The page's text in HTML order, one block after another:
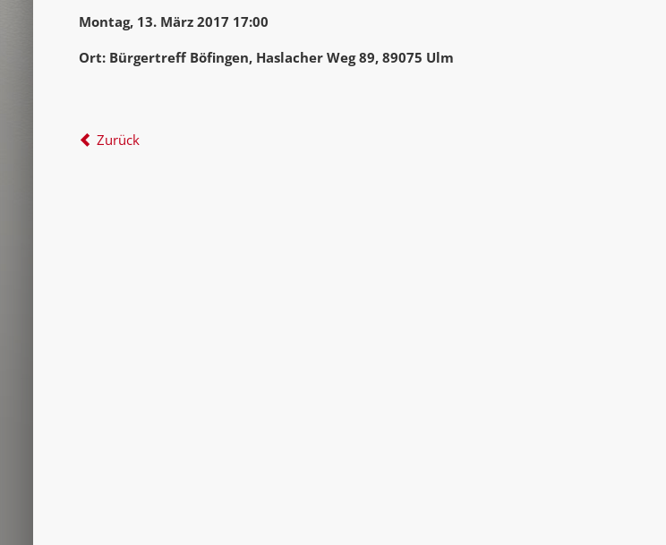
Montag, 13. März 2017 17:00
Ort: Bürgertreff Böfingen, Haslacher Weg 89, 89075 Ulm
Zurück